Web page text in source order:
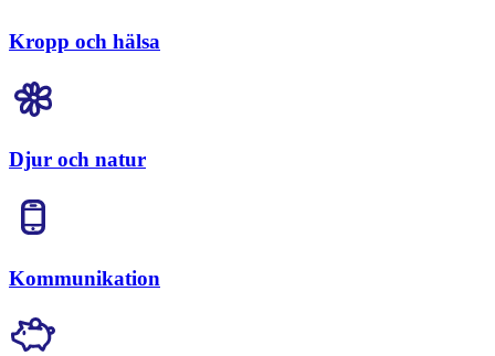
Kropp och hälsa
Djur och natur
Kommunikation